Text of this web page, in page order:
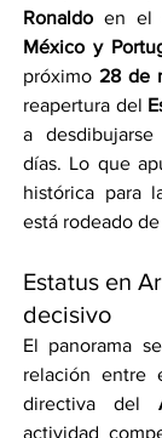
Ronaldo
México y
próximo 28 de
reapertura del
a
días. Lo que
histórica para
está rodeado
Estatus en
decisivo
El panorama
relación entre
directiva del
actividad